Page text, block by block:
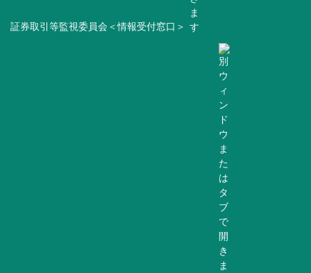
証券取引等監視委員会＜情報受付窓口＞